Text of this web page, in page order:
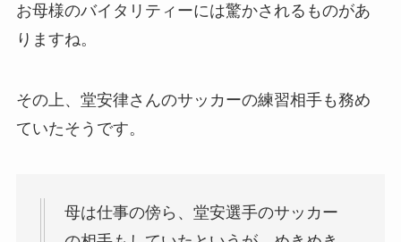
お母様のバイタリティーには驚かされるものがあ
りますね。
その上、堂安律さんのサッカーの練習相手も務め
ていたそうです。
母は仕事の傍ら、堂安選手のサッカー